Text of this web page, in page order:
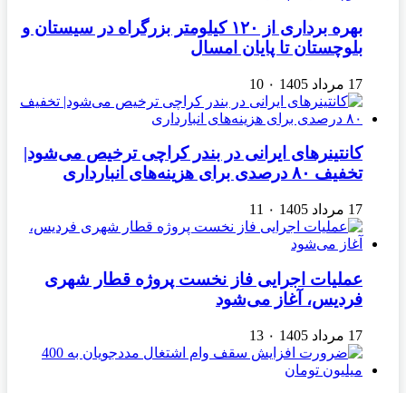
بهره برداری از ۱۲۰ کیلومتر بزرگراه در سیستان و
بلوچستان تا پایان امسال
17 مرداد 1405 ۰ 10
کانتینرهای ایرانی در بندر کراچی ترخیص می‌شود|
تخفیف ۸۰ درصدی برای هزینه‌های انبارداری
17 مرداد 1405 ۰ 11
عملیات اجرایی فاز نخست پروژه قطار شهری
فردیس، آغاز می‌شود
17 مرداد 1405 ۰ 13